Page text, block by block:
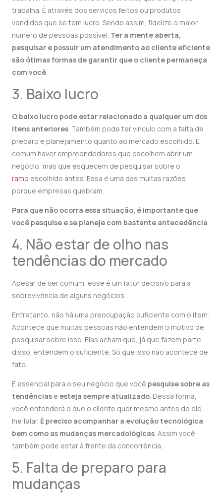
trabalha. É através dos serviços feitos ou produtos
vendidos que se tem lucro. Sendo assim, fidelize o maior
número de pessoas possível. Ter a mente aberta,
pesquisar e possuir um atendimento ao cliente eficiente
são ótimas formas de garantir que o cliente permaneça
com você.
3. Baixo lucro
O baixo lucro pode estar relacionado a qualquer um dos
itens anteriores. Também pode ter vínculo com a falta de
preparo e planejamento quanto ao mercado escolhido. É
comum haver empreendedores que escolhem abrir um
negócio, mas que esquecem de pesquisar sobre o
ramo escolhido antes. Essa é uma das muitas razões
porque empresas quebram.
Para que não ocorra essa situação, é importante que
você pesquise e se planeje com bastante antecedência.
4. Não estar de olho nas
tendências do mercado
Apesar de ser comum, esse é um fator decisivo para a
sobrevivência de alguns negócios.
Entretanto, não há uma preocupação suficiente com o item.
Acontece que muitas pessoas não entendem o motivo de
pesquisar sobre isso. Elas acham que, já que fazem parte
disso, entendem o suficiente. Só que isso não acontece de
fato.
É essencial para o seu negócio que você pesquise sobre as
tendências e esteja sempre atualizado. Dessa forma,
você entenderá o que o cliente quer mesmo antes de ele
lhe falar. É preciso acompanhar a evolução tecnológica
bem como as mudanças mercadológicas. Assim você
também pode estar à frente da concorrência.
5. Falta de preparo para
mudanças